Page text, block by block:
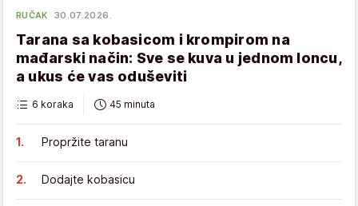
RUČAK 30.07.2026.
Tarana sa kobasicom i krompirom na
mađarski način: Sve se kuva u jednom loncu,
a ukus će vas oduševiti
6 koraka 45 minuta
Propržite taranu
Dodajte kobasicu